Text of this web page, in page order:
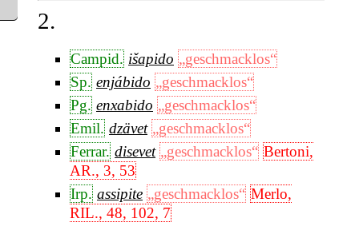
2.
Campid. išapido „geschmacklos“
Sp. enjábido „geschmacklos“
Pg. enxabido „geschmacklos“
Emil. dzävet „geschmacklos“
Ferrar. disevet „geschmacklos“ Bertoni,
AR., 3, 53
Irp. assipite „geschmacklos“ Merlo,
RIL., 48, 102, 7